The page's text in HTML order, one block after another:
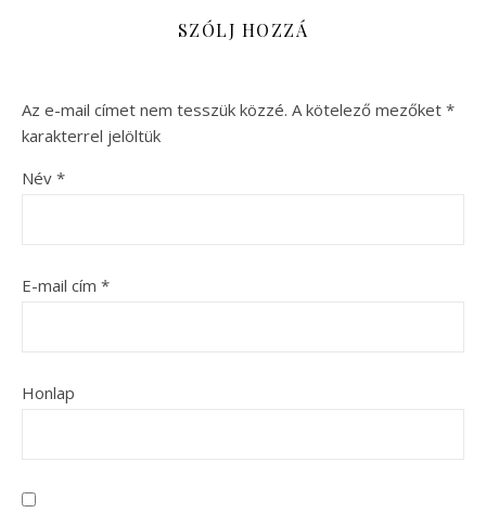
SZÓLJ HOZZÁ
Az e-mail címet nem tesszük közzé. A kötelező mezőket *
karakterrel jelöltük
Név *
E-mail cím *
Honlap